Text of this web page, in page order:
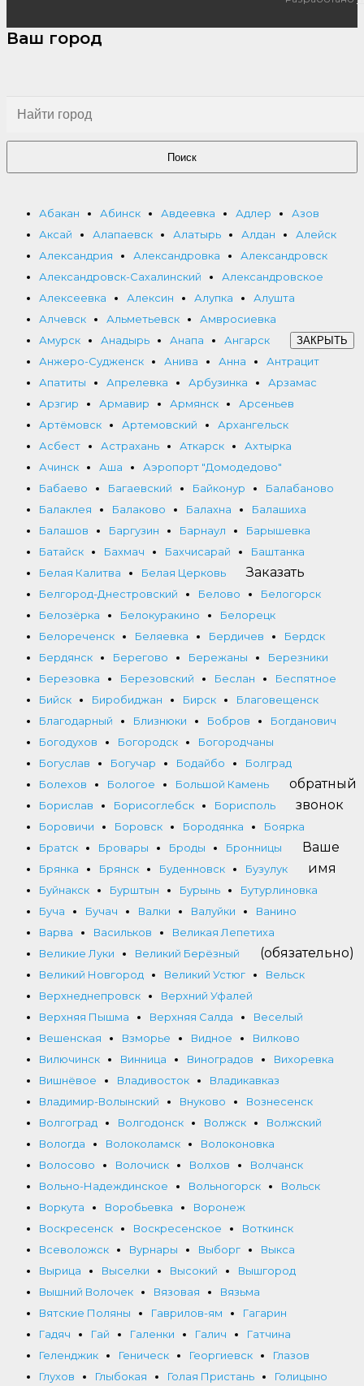
Ваш город
Поиск
Абакан Абинск Авдеевка Адлер
Азов
Аксай
Алапаевск Алатырь Алдан
Алейск
Александрия
Александровка
Александровск
Александровск-Сахалинский
Александровское
Алексеевка
Алексин Алупка
Алушта
Алчевск
Альметьевск
Амвросиевка
Амурск
Анадырь Анапа
Ангарск
Анжеро-Судженск
Анива Анна
Антрацит
Апатиты
Апрелевка Арбузинка
Арзамас
Арзгир
Армавир Армянск
Арсеньев
Артёмовск
Артемовский
Архангельск
Асбест
Астрахань Аткарск
Ахтырка
Ачинск
Аша
Аэропорт "Домодедово"
Бабаево
Багаевский Байконур
Балабаново
Балаклея
Балаково Балахна
Балашиха
Балашов
Баргузин Барнаул
Барышевка
Батайск
Бахмач Бахчисарай
Баштанка
Белая Калитва
Белая Церковь
Белгород-Днестровский
Белово
Белогорск
Белозёрка
Белокуракино
Белорецк
Белореченск
Беляевка Бердичев
Бердск
Бердянск
Берегово Бережаны
Березники
Березовка
Березовский Беслан
Беспятное
Бийск
Биробиджан Бирск
Благовещенск
Благодарный
Близнюки Бобров
Богданович
Богодухов
Богородск
Богородчаны
Богуслав
Богучар Бодайбо
Болград
Болехов
Бологое
Большой Камень
Борислав
Борисоглебск
Борисполь
Боровичи
Боровск Бородянка
Боярка
Братск
Бровары Броды
Бронницы
Брянка
Брянск Буденновск
Бузулук
Буйнакск
Бурштын Бурынь
Бутурлиновка
Буча
Бучач Валки Валуйки
Ванино
Варва
Васильков
Великая Лепетиха
Великие Луки
Великий Берёзный
Великий Новгород
Великий Устюг
Вельск
Верхнеднепровск
Верхний Уфалей
Верхняя Пышма
Верхняя Салда
Веселый
Вешенская
Взморье Видное
Вилково
Вилючинск
Винница Виноградов
Вихоревка
Вишнёвое
Владивосток
Владикавказ
Владимир-Волынский
Внуково
Вознесенск
Волгоград
Волгодонск Волжск
Волжский
Вологда
Волоколамск
Волоконовка
Волосово
Волочиск Волхов
Волчанск
Вольно-Надеждинское
Вольногорск
Вольск
Воркута
Воробьевка
Воронеж
Воскресенск
Воскресенское
Воткинск
Всеволожск
Вурнары Выборг
Выкса
Вырица
Выселки Высокий
Вышгород
Вышний Волочек
Вязовая
Вязьма
Вятские Поляны
Гаврилов-ям
Гагарин
Гадяч
Гай Галенки Галич
Гатчина
Геленджик
Геническ Георгиевск
Глазов
Глухов
Глыбокая Голая Пристань Голицыно
ЗАКРЫТЬ
Заказать
обратный
звонок
Ваше
имя
(обязательно)